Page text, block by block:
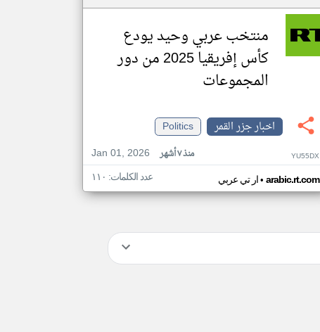
منتخب عربي وحيد يودع
كأس إفريقيا 2025 من دور
المجموعات
اخبار جزر القمر
Politics
Jan 01, 2026
منذ ٧ أشهر YU55DX
ار تي عربي• arabic.rt.com عدد الكلمات: ١١٠